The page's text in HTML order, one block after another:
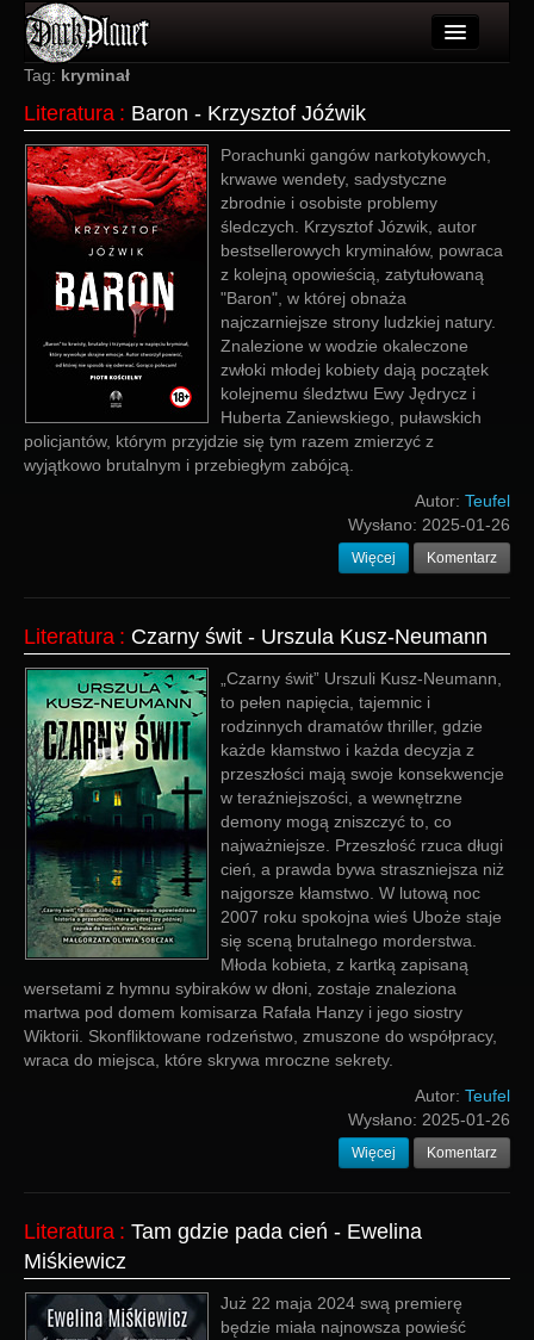
Artykuły
Użytkownicy
Wydarzenia
Galeria
Forum
Więcej
Login
Tag: kryminał
Literatura : Baron - Krzysztof Jóźwik
Porachunki gangów narkotykowych,
krwawe wendety, sadystyczne
zbrodnie i osobiste problemy
śledczych. Krzysztof Józwik, autor
bestsellerowych kryminałów, powraca
z kolejną opowieścią, zatytułowaną
"Baron", w której obnaża
najczarniejsze strony ludzkiej natury.
Znalezione w wodzie okaleczone
zwłoki młodej kobiety dają początek
kolejnemu śledztwu Ewy Jędrycz i
Huberta Zaniewskiego, puławskich
policjantów, którym przyjdzie się tym razem zmierzyć z
wyjątkowo brutalnym i przebiegłym zabójcą.
Autor: Teufel
Wysłano: 2025-01-26
Więcej Komentarz
Literatura : Czarny świt - Urszula Kusz-Neumann
„Czarny świt” Urszuli Kusz-Neumann,
to pełen napięcia, tajemnic i
rodzinnych dramatów thriller, gdzie
każde kłamstwo i każda decyzja z
przeszłości mają swoje konsekwencje
w teraźniejszości, a wewnętrzne
demony mogą zniszczyć to, co
najważniejsze. Przeszłość rzuca długi
cień, a prawda bywa straszniejsza niż
najgorsze kłamstwo. W lutową noc
2007 roku spokojna wieś Uboże staje
się sceną brutalnego morderstwa.
Młoda kobieta, z kartką zapisaną
wersetami z hymnu sybiraków w dłoni, zostaje znaleziona
martwa pod domem komisarza Rafała Hanzy i jego siostry
Wiktorii. Skonfliktowane rodzeństwo, zmuszone do współpracy,
wraca do miejsca, które skrywa mroczne sekrety.
Autor: Teufel
Wysłano: 2025-01-26
Więcej Komentarz
Literatura : Tam gdzie pada cień - Ewelina
Miśkiewicz
Już 22 maja 2024 swą premierę
będzie miała najnowsza powieść